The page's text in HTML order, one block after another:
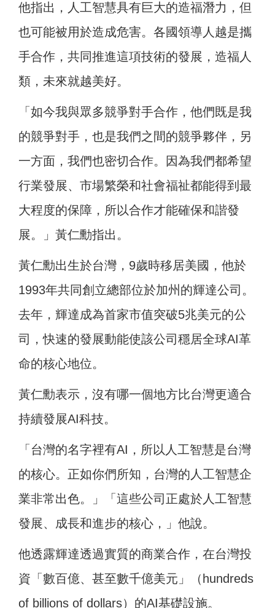
他指出，人工智慧具有巨大的造福潛力，但
也可能被用於造成危害。各國領導人越是攜
手合作，共同推進這項技術的發展，造福人
類，未來就越美好。
「如今我與眾多競爭對手合作，他們既是我
的競爭對手，也是我們之間的競爭夥伴，另
一方面，我們也密切合作。因為我們都希望
行業發展、市場繁榮和社會福祉都能得到最
大程度的保障，所以合作才能確保和諧發
展。」黃仁勳指出。
黃仁勳出生於台灣，9歲時移居美國，他於
1993年共同創立總部位於加州的輝達公司。
去年，輝達成為首家市值突破5兆美元的公
司，快速的發展動能使該公司穩居全球AI革
命的核心地位。
黃仁勳表示，沒有哪一個地方比台灣更適合
持續發展AI科技。
「台灣的名字裡有AI，所以人工智慧是台灣
的核心。正如你們所知，台灣的人工智慧企
業非常出色。」「這些公司正處於人工智慧
發展、成長和進步的核心，」他說。
他透露輝達透過實質的商業合作，在台灣投
資「數百億、甚至數千億美元」（hundreds
of billions of dollars）的AI基礎設施。